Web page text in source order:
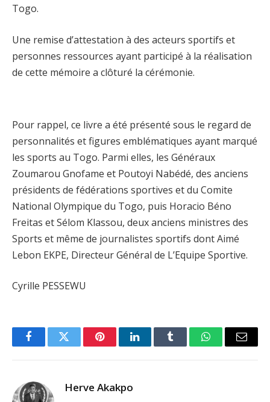
Togo.
Une remise d’attestation à des acteurs sportifs et
personnes ressources ayant participé à la réalisation
de cette mémoire a clôturé la cérémonie.
Pour rappel, ce livre a été présenté sous le regard de
personnalités et figures emblématiques ayant marqué
les sports au Togo. Parmi elles, les Généraux
Zoumarou Gnofame et Poutoyi Nabédé, des anciens
présidents de fédérations sportives et du Comite
National Olympique du Togo, puis Horacio Béno
Freitas et Sélom Klassou, deux anciens ministres des
Sports et même de journalistes sportifs dont Aimé
Lebon EKPE, Directeur Général de L’Equipe Sportive.
Cyrille PESSEWU
FacebookTwitter PinterestLinkedInTumblr WhatsAppEmail
Herve Akakpo